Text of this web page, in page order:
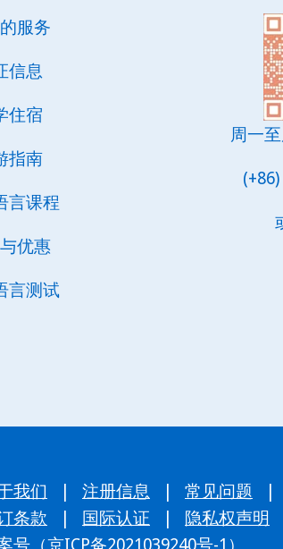
服务
信息
住宿
指南
言课程
优惠
言测试
周一
我们 | 注册信息 | 常见问题 |
条款
| 国际认证 | 隐私权声明